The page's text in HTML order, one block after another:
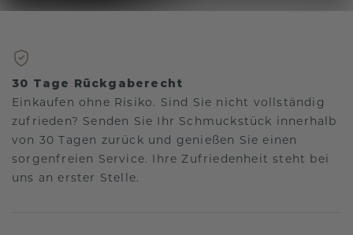
30 Tage Rückgaberecht
Einkaufen ohne Risiko. Sind Sie nicht vollständig
zufrieden? Senden Sie Ihr Schmuckstück innerhalb
von 30 Tagen zurück und genießen Sie einen
sorgenfreien Service. Ihre Zufriedenheit steht bei
uns an erster Stelle.